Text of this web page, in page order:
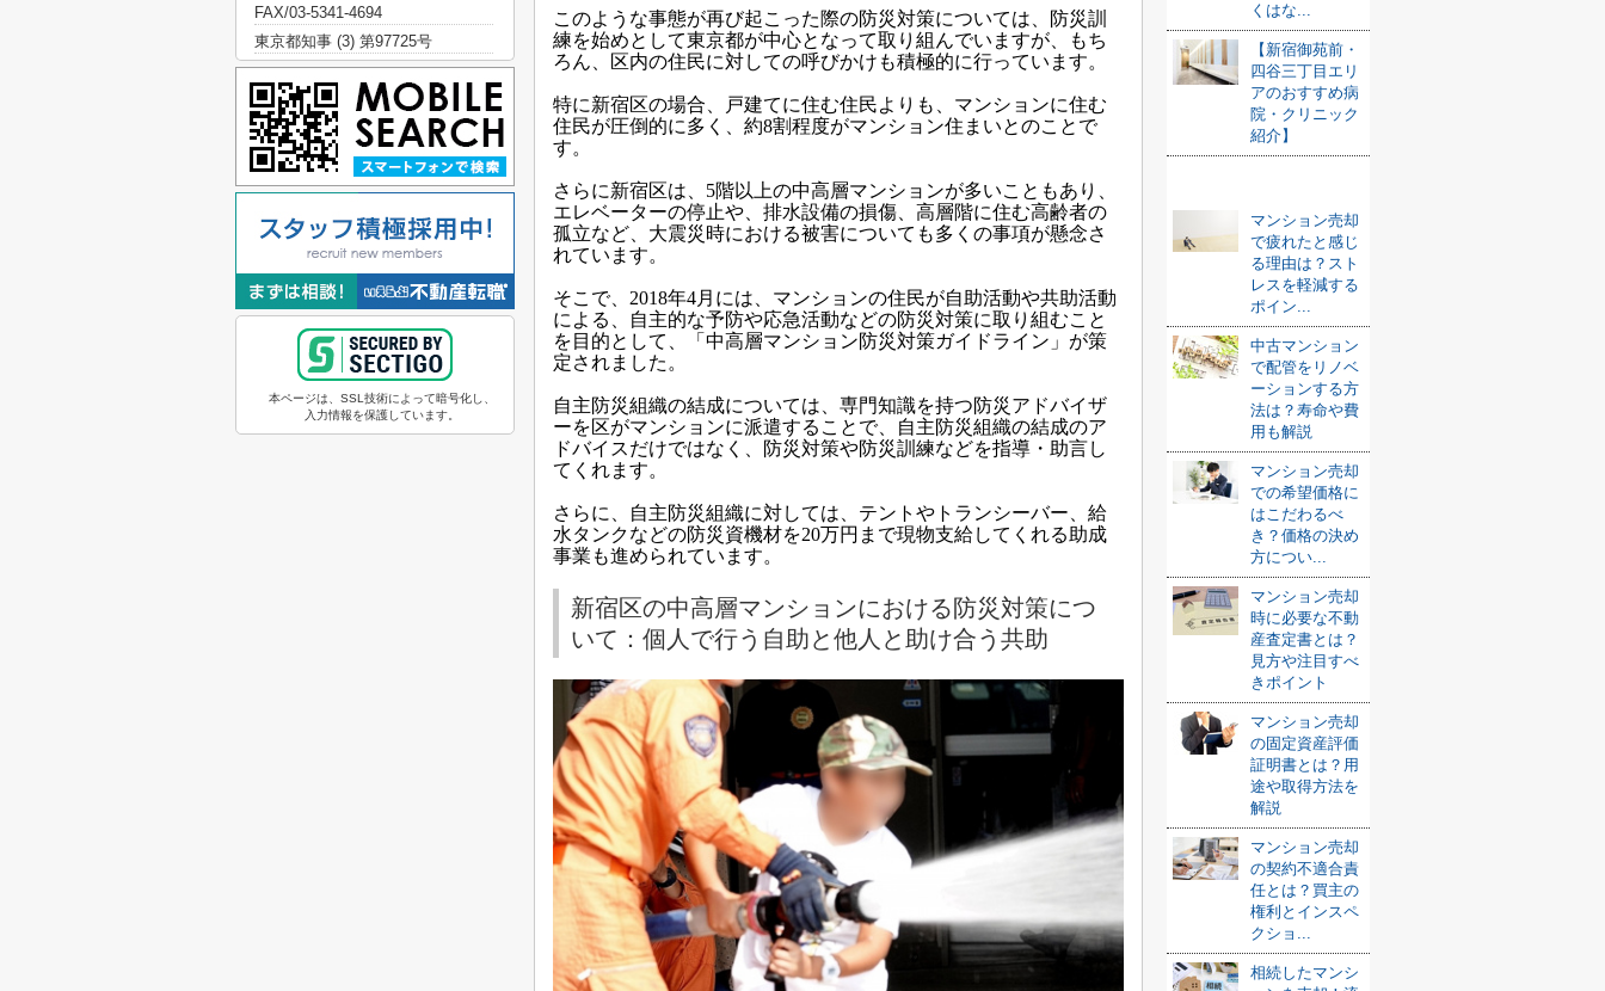
このような事態が再び起こった際の防災対策については、防災訓
練を始めとして東京都が中心となって取り組んでいますが、もち
ろん、区内の住民に対しての呼びかけも積極的に行っています。
特に新宿区の場合、戸建てに住む住民よりも、マンションに住む
住民が圧倒的に多く、約8割程度がマンション住まいとのことで
す。
さらに新宿区は、5階以上の中高層マンションが多いこともあり、
エレベーターの停止や、排水設備の損傷、高層階に住む高齢者の
孤立など、大震災時における被害についても多くの事項が懸念さ
れています。
そこで、2018年4月には、マンションの住民が自助活動や共助活動
による、自主的な予防や応急活動などの防災対策に取り組むこと
を目的として、「中高層マンション防災対策ガイドライン」が策
定されました。
自主防災組織の結成については、専門知識を持つ防災アドバイザ
ーを区がマンションに派遣することで、自主防災組織の結成のア
ドバイスだけではなく、防災対策や防災訓練などを指導・助言し
てくれます。
さらに、自主防災組織に対しては、テントやトランシーバー、給
水タンクなどの防災資機材を20万円まで現物支給してくれる助成
事業も進められています。
新宿区の中高層マンションにおける防災対策につ
いて：個人で行う自助と他人と助け合う共助
くはな...
【新宿御苑前・
四谷三丁目エリ
アのおすすめ病
院・クリニック
紹介】
マンション売却
で疲れたと感じ
る理由は？スト
レスを軽減する
ポイン...
中古マンション
で配管をリノベ
ーションする方
法は？寿命や費
用も解説
マンション売却
での希望価格に
はこだわるべ
き？価格の決め
方につい...
マンション売却
時に必要な不動
産査定書とは？
見方や注目すべ
きポイント
マンション売却
の固定資産評価
証明書とは？用
途や取得方法を
解説
マンション売却
の契約不適合責
任とは？買主の
権利とインスペ
クショ...
相続したマンシ
FAX/03-5341-4694
東京都知事 (3) 第97725号
本ページは、SSL技術によって暗号化し、
入力情報を保護しています。